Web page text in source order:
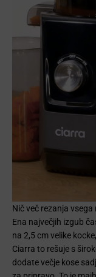
Nič več rezanja
Ena največjih izgub
na 2,5 cm velike
Ciarra to rešuje s
dodate večje kose